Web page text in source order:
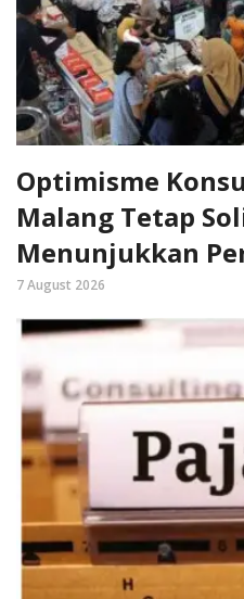
Optimisme
Malang Tetap
Menunjukkan
7 August 2026